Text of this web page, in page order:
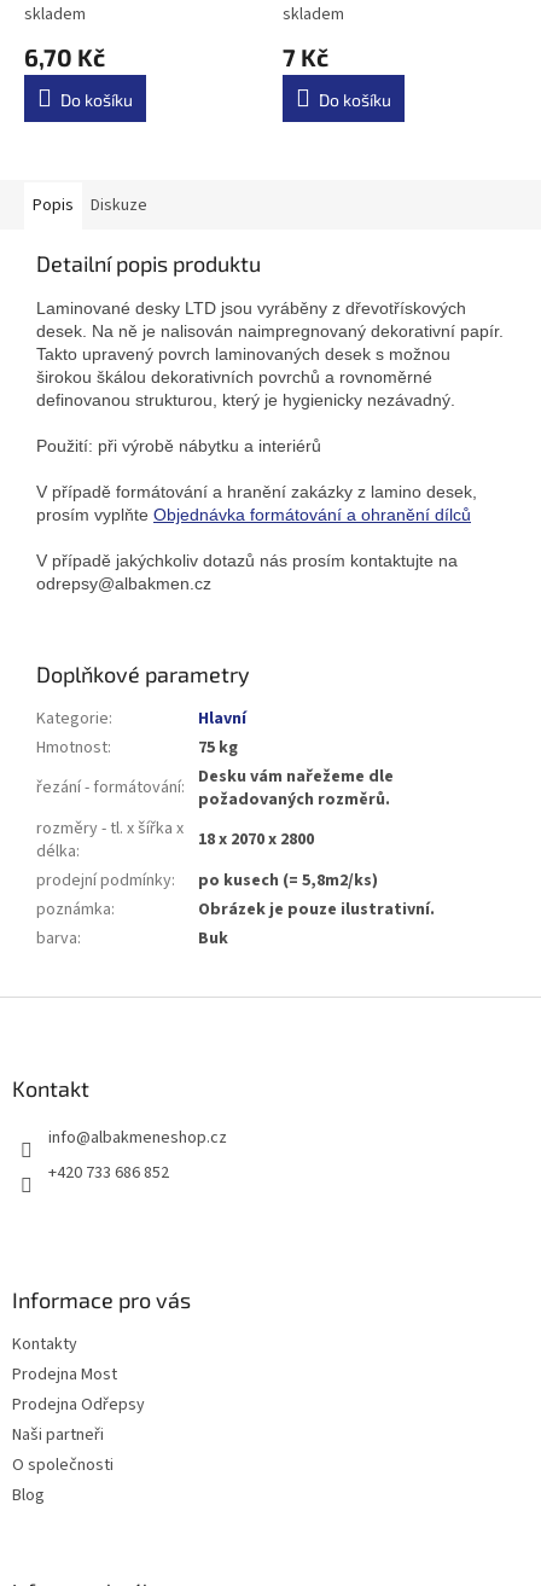
skladem
6,70 Kč
Do košíku
skladem
7 Kč
Do košíku
Popis Diskuze
Detailní popis produktu
Laminované desky LTD jsou vyráběny z dřevotřískových
desek. Na ně je nalisován naimpregnovaný dekorativní papír.
Takto upravený povrch laminovaných desek s možnou
širokou škálou dekorativních povrchů a rovnoměrné
definovanou strukturou, který je hygienicky nezávadný.
Použití: při výrobě nábytku a interiérů
V případě formátování a hranění zakázky z lamino desek,
prosím vyplňte Objednávka formátování a ohranění dílců
V případě jakýchkoliv dotazů nás prosím kontaktujte na
odrepsy@albakmen.cz
Doplňkové parametry
Kategorie:
Hlavní
Hmotnost:
75 kg
řezání - formátování:
Desku vám nařežeme dle
požadovaných rozměrů.
rozměry - tl. x šířka x
délka:
18 x 2070 x 2800
prodejní podmínky:
po kusech (= 5,8m2/ks)
poznámka:
Obrázek je pouze ilustrativní.
barva: Buk
Kontakt
info@albakmeneshop.cz
+420 733 686 852
Informace pro vás
Kontakty
Prodejna Most
Prodejna Odřepsy
Naši partneři
O společnosti
Blog